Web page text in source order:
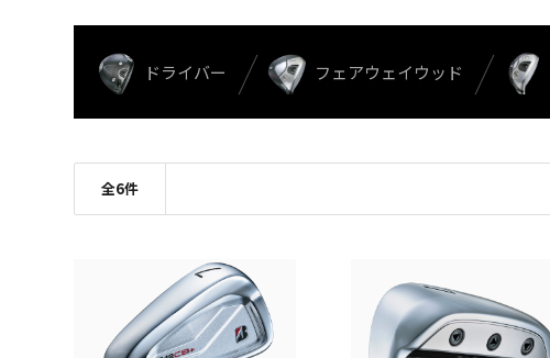
ドライバー フェアウェイウッド
全6件